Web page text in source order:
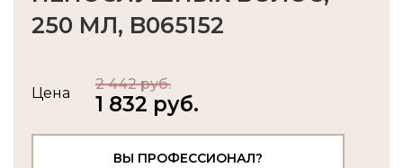
250 МЛ, B065152
Цена
2 442 руб.
1 832 руб.
ВЫ ПРОФЕССИОНАЛ?